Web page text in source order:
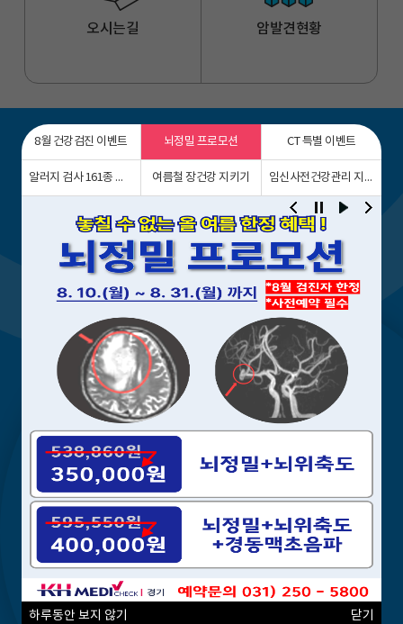
8월 건강검진 이벤트 뇌정밀 프로모션 CT 특별 이벤트
알러지 검사 161종 확대 여름철 장건강 지키기 임신사전건강관리 지원사업 안내
하루동안 보지 않기 닫기
오시는길 암발견현황
의료진 소개
전문의료진 구성으로 국민건강증진에
최선을 다하겠습니다.